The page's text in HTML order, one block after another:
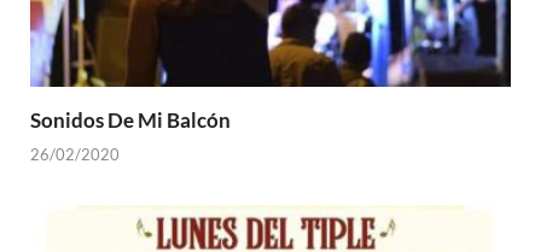
Sonidos De Mi Balcón
26/02/2020